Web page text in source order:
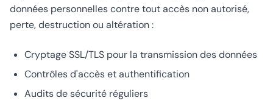
données personnelles contre tout accès non autorisé,
perte, destruction ou altération :
Cryptage SSL/TLS pour la transmission des données
Contrôles d'accès et authentification
Audits de sécurité réguliers